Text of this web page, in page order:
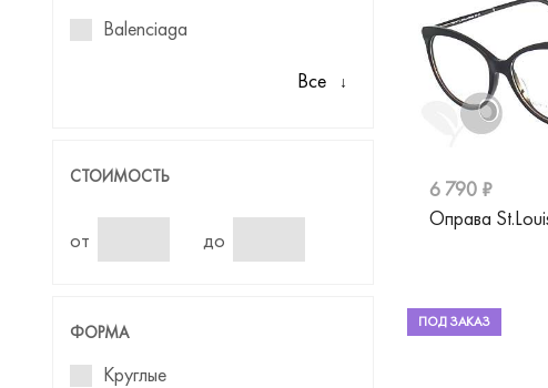
Balenciaga
Baldinini
Boss
Все
СТОИМОСТЬ
от до
ФОРМА
Круглые
6 790 ₽
Оправа
ПОД ЗАКАЗ